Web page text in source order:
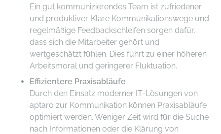
Ein gut kommunizierendes Team ist zufriedener
und produktiver. Klare Kommunikationswege und
regelmäßige Feedbackschleifen sorgen dafür,
dass sich die Mitarbeiter gehört und
wertgeschätzt fühlen. Dies führt zu einer höheren
Arbeitsmoral und geringerer Fluktuation.
Effizientere Praxisabläufe
Durch den Einsatz moderner IT-Lösungen von
aptaro zur Kommunikation können Praxisabläufe
optimiert werden. Weniger Zeit wird für die Suche
nach Informationen oder die Klärung von